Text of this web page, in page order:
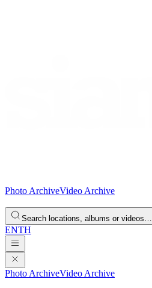
Photo ArchiveVideo Archive
Search locations, albums or videos…
ENTH
Photo ArchiveVideo Archive